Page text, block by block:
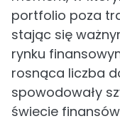
portfolio poza
stając się
rynku
rosnąca liczba
spowodowały
świecie